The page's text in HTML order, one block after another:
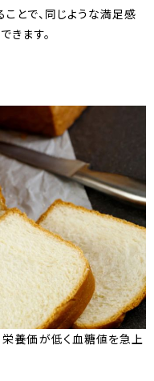
とで、同じような満足感
きます。
栄養価が低く血糖値を急上